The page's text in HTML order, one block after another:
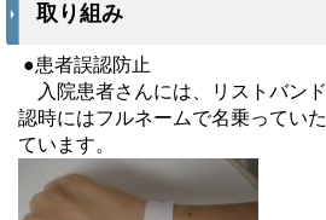
取り組み
●患者誤認防止
入院患者さんには、リストバン
認時にはフルネームで名乗ってい
ています。